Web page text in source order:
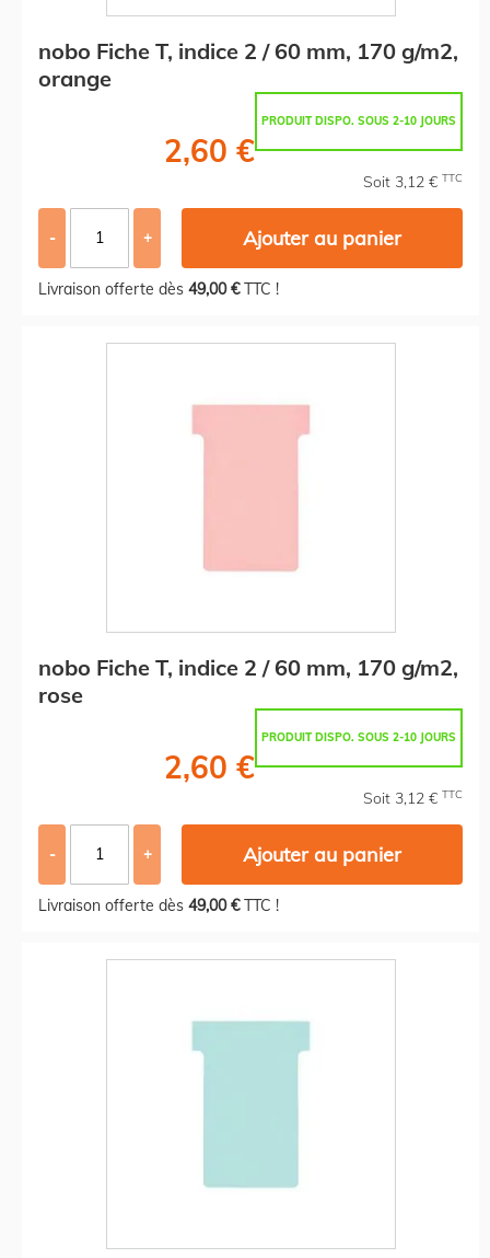
nobo Fiche T, indice 2 / 60 mm, 170 g/m2,
orange
PRODUIT DISPO. SOUS 2-10 JOURS
2,60 €
Soit 3,12 € TTC
- + Ajouter au panier
Livraison offerte dès 49,00 €TTC !
nobo Fiche T, indice 2 / 60 mm, 170 g/m2,
rose
PRODUIT DISPO. SOUS 2-10 JOURS
2,60 €
Soit 3,12 € TTC
- + Ajouter au panier
Livraison offerte dès 49,00 €TTC !